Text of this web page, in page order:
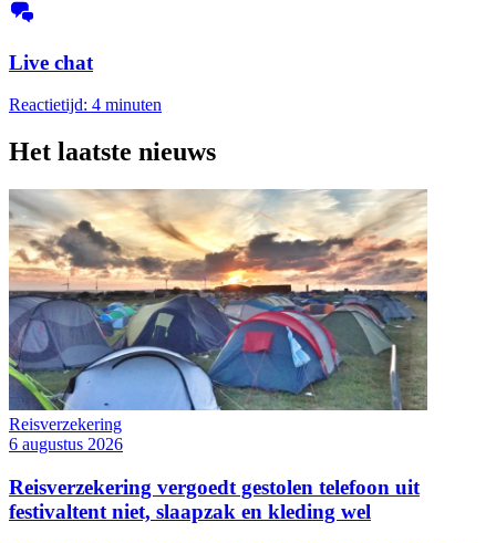
Live chat
Reactietijd: 4 minuten
Het laatste nieuws
Reisverzekering
6 augustus 2026
Reisverzekering vergoedt gestolen telefoon uit
festivaltent niet, slaapzak en kleding wel